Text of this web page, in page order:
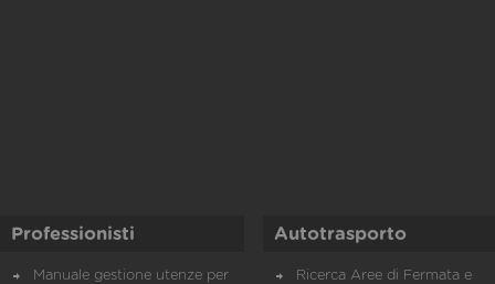
Professionisti
Manuale gestione utenze per
Autotrasporto
Ricerca Aree di Fermata e